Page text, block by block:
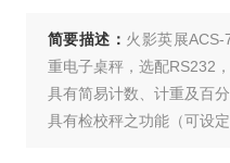
简要描述： 火影英展
重电子桌秤，选配RS232
具有简易计数、计重及百
具有检校秤之功能（可设